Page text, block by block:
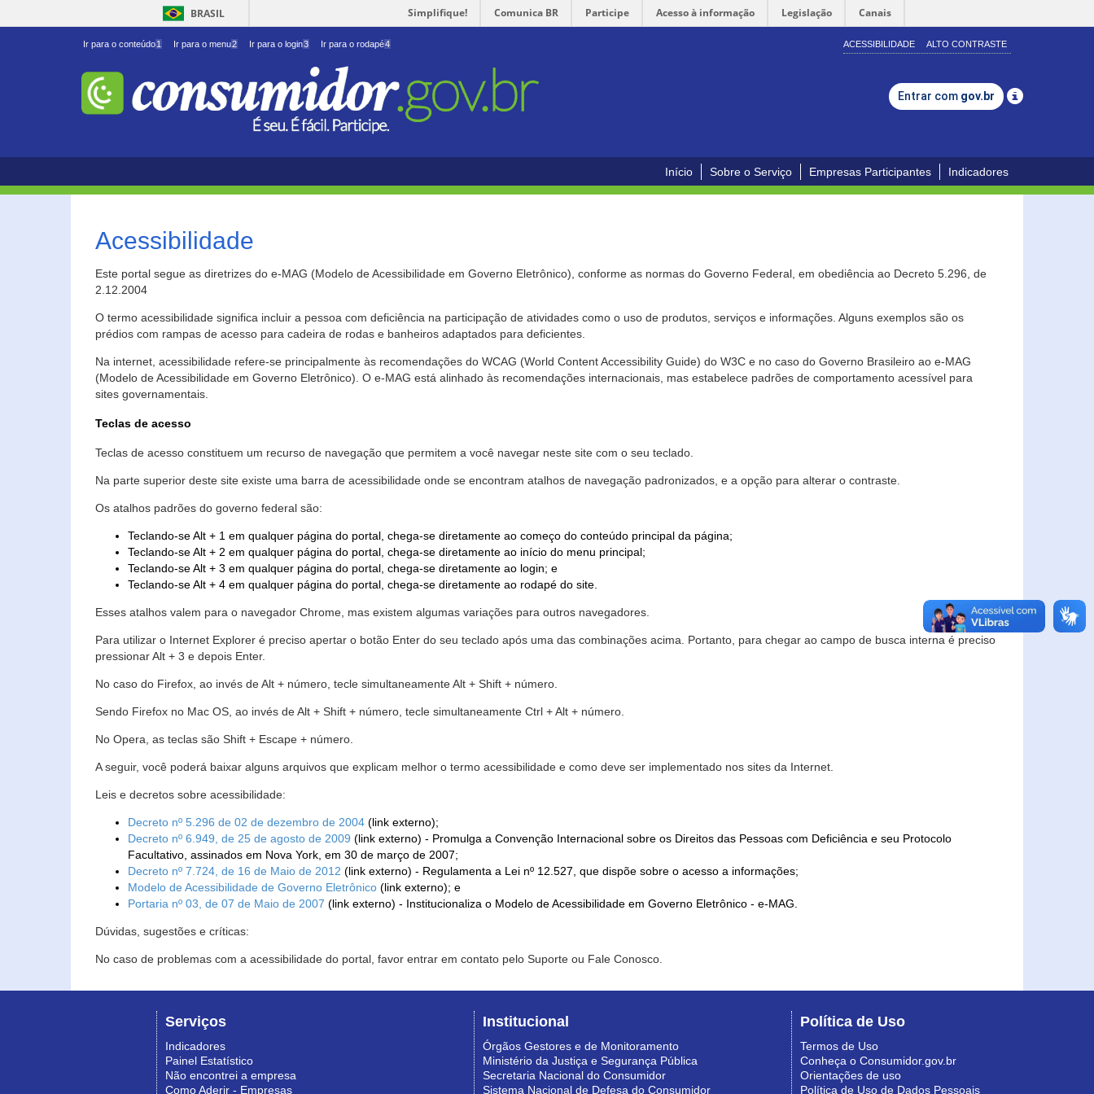
BRASIL Simplifique! Comunica BR Participe Acesso à informação Legislação Canais
Ir para o conteúdo1 Ir para o menu2 Ir para o login3 Ir para o rodapé4 ACESSIBILIDADE ALTO CONTRASTE
Entrar com gov.br
Início Sobre o Serviço Empresas Participantes Indicadores
Acessibilidade
Este portal segue as diretrizes do e-MAG (Modelo de Acessibilidade em Governo Eletrônico), conforme as normas do Governo Federal, em obediência ao Decreto 5.296, de
2.12.2004
O termo acessibilidade significa incluir a pessoa com deficiência na participação de atividades como o uso de produtos, serviços e informações. Alguns exemplos são os
prédios com rampas de acesso para cadeira de rodas e banheiros adaptados para deficientes.
Na internet, acessibilidade refere-se principalmente às recomendações do WCAG (World Content Accessibility Guide) do W3C e no caso do Governo Brasileiro ao e-MAG
(Modelo de Acessibilidade em Governo Eletrônico). O e-MAG está alinhado às recomendações internacionais, mas estabelece padrões de comportamento acessível para
sites governamentais.
Teclas de acesso
Teclas de acesso constituem um recurso de navegação que permitem a você navegar neste site com o seu teclado.
Na parte superior deste site existe uma barra de acessibilidade onde se encontram atalhos de navegação padronizados, e a opção para alterar o contraste.
Os atalhos padrões do governo federal são:
Teclando-se Alt + 1 em qualquer página do portal, chega-se diretamente ao começo do conteúdo principal da página;
Teclando-se Alt + 2 em qualquer página do portal, chega-se diretamente ao início do menu principal;
Teclando-se Alt + 3 em qualquer página do portal, chega-se diretamente ao login; e
Teclando-se Alt + 4 em qualquer página do portal, chega-se diretamente ao rodapé do site.
Esses atalhos valem para o navegador Chrome, mas existem algumas variações para outros navegadores.
Para utilizar o Internet Explorer é preciso apertar o botão Enter do seu teclado após uma das combinações acima. Portanto, para chegar ao campo de busca interna é preciso
pressionar Alt + 3 e depois Enter.
No caso do Firefox, ao invés de Alt + número, tecle simultaneamente Alt + Shift + número.
Sendo Firefox no Mac OS, ao invés de Alt + Shift + número, tecle simultaneamente Ctrl + Alt + número.
No Opera, as teclas são Shift + Escape + número.
A seguir, você poderá baixar alguns arquivos que explicam melhor o termo acessibilidade e como deve ser implementado nos sites da Internet.
Leis e decretos sobre acessibilidade:
Decreto nº 5.296 de 02 de dezembro de 2004 (link externo);
Decreto nº 6.949, de 25 de agosto de 2009 (link externo) - Promulga a Convenção Internacional sobre os Direitos das Pessoas com Deficiência e seu Protocolo
Facultativo, assinados em Nova York, em 30 de março de 2007;
Decreto nº 7.724, de 16 de Maio de 2012 (link externo) - Regulamenta a Lei nº 12.527, que dispõe sobre o acesso a informações;
Modelo de Acessibilidade de Governo Eletrônico (link externo); e
Portaria nº 03, de 07 de Maio de 2007 (link externo) - Institucionaliza o Modelo de Acessibilidade em Governo Eletrônico - e-MAG.
Dúvidas, sugestões e críticas:
No caso de problemas com a acessibilidade do portal, favor entrar em contato pelo Suporte ou Fale Conosco.
Serviços
Indicadores
Painel Estatístico
Não encontrei a empresa
Como Aderir - Empresas
Institucional
Órgãos Gestores e de Monitoramento
Ministério da Justiça e Segurança Pública
Secretaria Nacional do Consumidor
Sistema Nacional de Defesa do Consumidor
Política de Uso
Termos de Uso
Conheça o Consumidor.gov.br
Orientações de uso
Política de Uso de Dados Pessoais